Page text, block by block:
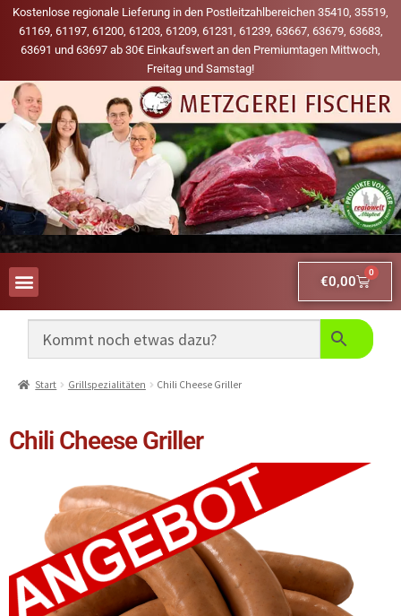
Kostenlose regionale Lieferung in den Postleitzahlbereichen 35410, 35519,
61169, 61197, 61200, 61203, 61209, 61231, 61239, 63667, 63679, 63683,
63691 und 63697 ab 30€ Einkaufswert an den Premiumtagen Mittwoch,
Freitag und Samstag!
€0,00
0
Start Grillspezialitäten Chili Cheese Griller
Chili Cheese Griller